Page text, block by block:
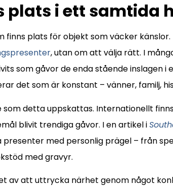
plats i ett samtida
finns plats för objekt som väcker
, utan om att välja rätt. I
som gåvor de enda stående inslagen i
det som är konstant – vänner, familj,
som detta uppskattas. Internationellt
blivit trendiga gåvor. I en artikel i
presenter med personlig prägel – från
med gravyr.
av att uttrycka närhet genom något